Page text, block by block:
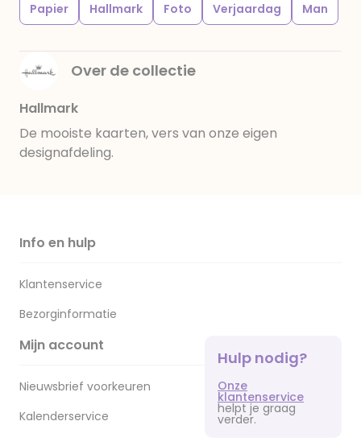
Papier Hallmark Foto Verjaardag Man
Over de collectie
Hallmark
De mooiste kaarten, vers van onze eigen
designafdeling.
Info en hulp
Klantenservice
Bezorginformatie
Mijn account
Nieuwsbrief voorkeuren
Kalenderservice
Hulp nodig?
Onze
klantenservice
helpt je graag
verder.